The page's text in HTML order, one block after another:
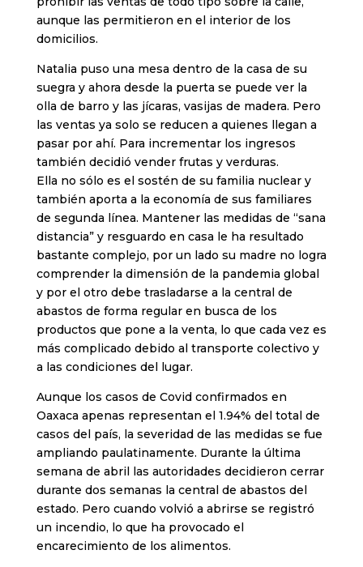
aunque las permitieron en el interior de los
domicilios.
Natalia puso una mesa dentro de la casa de su
suegra y ahora desde la puerta se puede ver la
olla de barro y las jícaras, vasijas de madera. Pero
las ventas ya solo se reducen a quienes llegan a
pasar por ahí. Para incrementar los ingresos
también decidió vender frutas y verduras.
Ella no sólo es el sostén de su familia nuclear y
también aporta a la economía de sus familiares
de segunda línea. Mantener las medidas de “sana
distancia” y resguardo en casa le ha resultado
bastante complejo, por un lado su madre no logra
comprender la dimensión de la pandemia global
y por el otro debe trasladarse a la central de
abastos de forma regular en busca de los
productos que pone a la venta, lo que cada vez es
más complicado debido al transporte colectivo y
a las condiciones del lugar.
Aunque los casos de Covid confirmados en
Oaxaca apenas representan el 1.94% del total de
casos del país, la severidad de las medidas se fue
ampliando paulatinamente. Durante la última
semana de abril las autoridades decidieron cerrar
durante dos semanas la central de abastos del
estado. Pero cuando volvió a abrirse se registró
un incendio, lo que ha provocado el
encarecimiento de los alimentos.